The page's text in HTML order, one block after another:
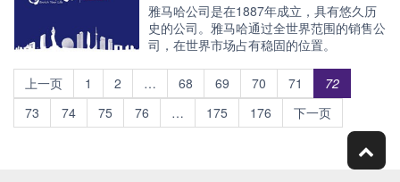
雅马哈公司是在1887年成立，具有悠久历
史的公司。雅马哈通过全世界范围的销售公
司，在世界市场占有稳固的位置。
上一页 1 2 … 68 69 70 71
72
73
74 75 76 … 175 176 下一页